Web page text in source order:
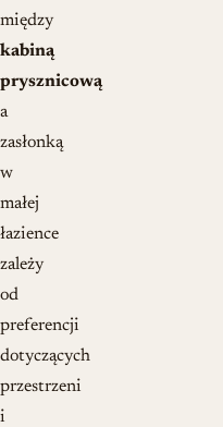
między
kabiną
prysznicową
a
zasłonką
w
małej
łazience
zależy
od
preferencji
dotyczących
przestrzeni
i